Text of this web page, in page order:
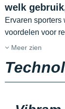
welk
Ervaren
voordelen voor
Meer zien